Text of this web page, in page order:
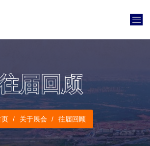
届回顾
页 关于展会 往届回顾